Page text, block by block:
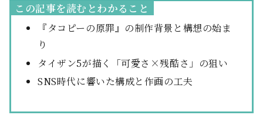
この記事を読むとわかること
『タコピーの原罪』の制作背景と構想の始ま
り
タイザン5が描く「可愛さ×残酷さ」の狙い
SNS時代に響いた構成と作画の工夫